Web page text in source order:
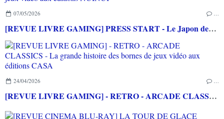
07/05/2026 …
[REVUE LIVRE GAMING] PRESS START - Le Japon des jeux vidéo aux éditions NUINUI
24/04/2026 …
[REVUE LIVRE GAMING] - RETRO - ARCADE CLASSICS - La grande histoire des bornes de jeux vidéo aux éditions CASA